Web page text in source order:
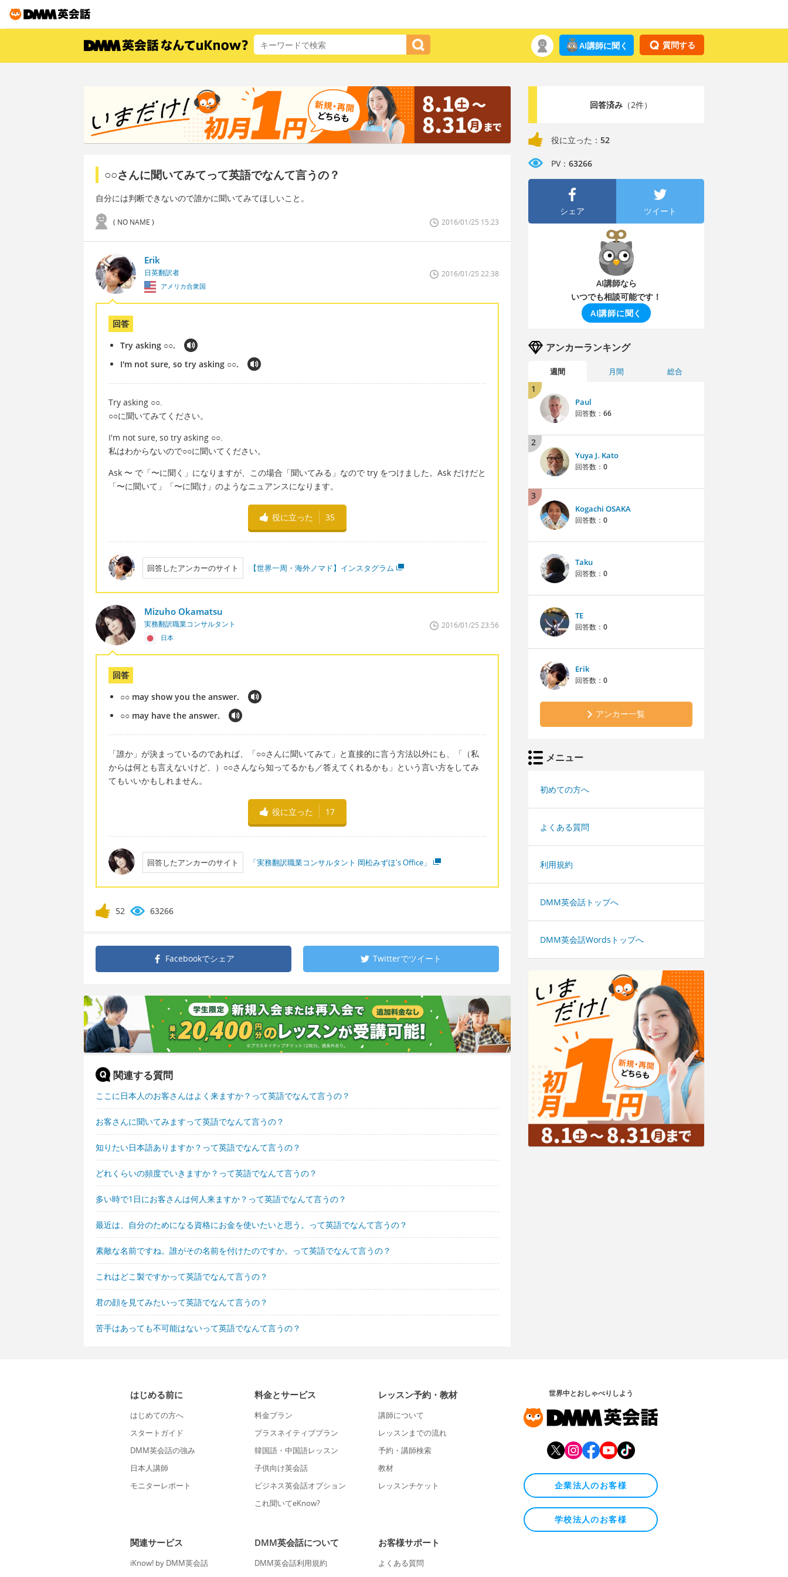
質問する
AI講師に聞く
○○さんに聞いてみてって英語でなんて言うの？
自分には判断できないので誰かに聞いてみてほしいこと。
( NO NAME ) 2016/01/25 15:23
Erik
日英翻訳者
アメリカ合衆国
2016/01/25 22:38
回答
Try asking ○○.
I'm not sure, so try asking ○○.
Try asking ○○.
○○に聞いてみてください。
I'm not sure, so try asking ○○.
私はわからないので○○に聞いてください。
Ask 〜 で「〜に聞く」になりますが、この場合「聞いてみる」なので try をつけました。Ask だけだと
「〜に聞いて」「〜に聞け」のようなニュアンスになります。
役に立った 35
回答したアンカーのサイト 【世界一周・海外ノマド】インスタグラム
Mizuho Okamatsu
実務翻訳職業コンサルタント
日本
2016/01/25 23:56
回答
○○ may show you the answer.
○○ may have the answer.
「誰か」が決まっているのであれば、「○○さんに聞いてみて」と直接的に言う方法以外にも、「（私
からは何とも言えないけど、）○○さんなら知ってるかも／答えてくれるかも」という言い方をしてみ
てもいいかもしれません。
役に立った 17
回答したアンカーのサイト 「実務翻訳職業コンサルタント 岡松みずほ's Office」
52 63266
Facebookでシェア Twitterでツイート
関連する質問
ここに日本人のお客さんはよく来ますか？って英語でなんて言うの？
お客さんに聞いてみますって英語でなんて言うの？
知りたい日本語ありますか？って英語でなんて言うの？
どれくらいの頻度でいきますか？って英語でなんて言うの？
多い時で1日にお客さんは何人来ますか？って英語でなんて言うの？
最近は、自分のためになる資格にお金を使いたいと思う。って英語でなんて言うの？
素敵な名前ですね。誰がその名前を付けたのですか。って英語でなんて言うの？
これはどこ製ですかって英語でなんて言うの？
君の顔を見てみたいって英語でなんて言うの？
苦手はあっても不可能はないって英語でなんて言うの？
回答済み（2件）
役に立った： 52
PV： 63266
シェア ツイート
AI講師なら
いつでも相談可能です！
AI講師に聞く
アンカーランキング
週間 月間 総合
1
Paul
回答数： 66
2
Yuya J. Kato
回答数： 0
3
Kogachi OSAKA
回答数： 0
Taku
回答数： 0
TE
回答数： 0
Erik
回答数： 0
アンカー一覧
メニュー
初めての方へ
よくある質問
利用規約
DMM英会話トップへ
DMM英会話Wordsトップへ
はじめる前に
はじめての方へ
スタートガイド
DMM英会話の強み
日本人講師
モニターレポート
料金とサービス
料金プラン
プラスネイティブプラン
韓国語・中国語レッスン
子供向け英会話
ビジネス英会話オプション
これ聞いてeKnow?
レッスン予約・教材
講師について
レッスンまでの流れ
予約・講師検索
教材
レッスンチケット
関連サービス
iKnow! by DMM英会話
DMM英会話について
DMM英会話利用規約
お客様サポート
よくある質問
世界中とおしゃべりしよう
企業法人のお客様
学校法人のお客様